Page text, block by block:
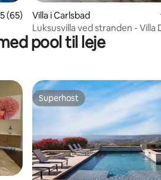
af 5 i gennemsnitlig bedømmelse,
5 (65)
Villa i Carlsbad
Luksusvilla ved stranden - Villa
pool til leje
Superhost
Superhost